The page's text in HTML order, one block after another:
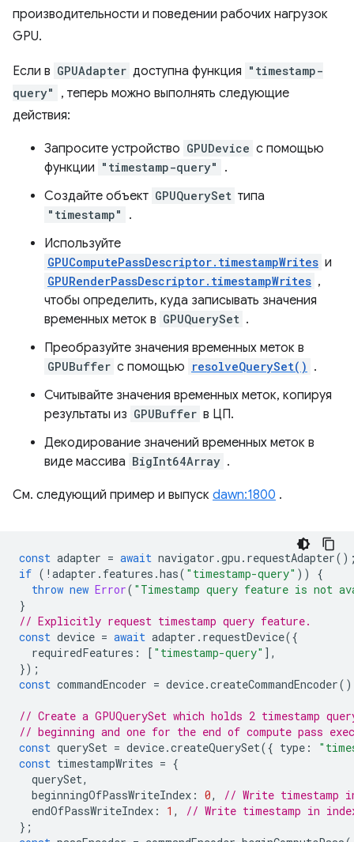
производительности и поведении рабочих нагрузок
GPU.
Если в GPUAdapter доступна функция "timestamp-
query"
, теперь можно выполнять следующие
действия:
Запросите устройство GPUDevice с помощью
функции "timestamp-query"
.
Создайте объект GPUQuerySet типа
"timestamp"
.
Используйте
GPUComputePassDescriptor.timestampWrites и
GPURenderPassDescriptor.timestampWrites ,
чтобы определить, куда записывать значения
временных меток в GPUQuerySet .
Преобразуйте значения временных меток в
GPUBuffer с помощью resolveQuerySet() .
Считывайте значения временных меток, копируя
результаты из GPUBuffer в ЦП.
Декодирование значений временных меток в
виде массива BigInt64Array .
См. следующий пример и выпуск dawn:1800 .
const adapter = await navigator .gpu . requestAdapter
if ( ! adapter . features .has( "timestamp-query" ))
{
throw new Error( "Timestamp query feature is not
}
// Explicitly request timestamp query feature.
const device = await adapter . requestDevice({
requiredFeatures : [ "timestamp-query" ],
});
const commandEncoder = device.createCommandEncoder
// Create a GPUQuerySet which holds 2 timestamp
// beginning and one for the end of compute pass
const querySet = device.createQuerySet({ type :
const timestampWrites = {
querySet,
beginningOfPassWriteIndex : 0,
// Write timestamp
endOfPassWriteIndex : 1 ,
// Write timestamp in
};